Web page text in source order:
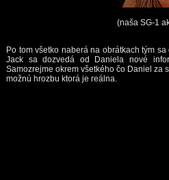
(naša SG-1
Po tom všetko naberá na obrátkach tým
Jack sa dozvedá od Daniela nové
Samozrejme okrem všetkého čo Daniel za
možnú hrozbu ktorá je reálna.